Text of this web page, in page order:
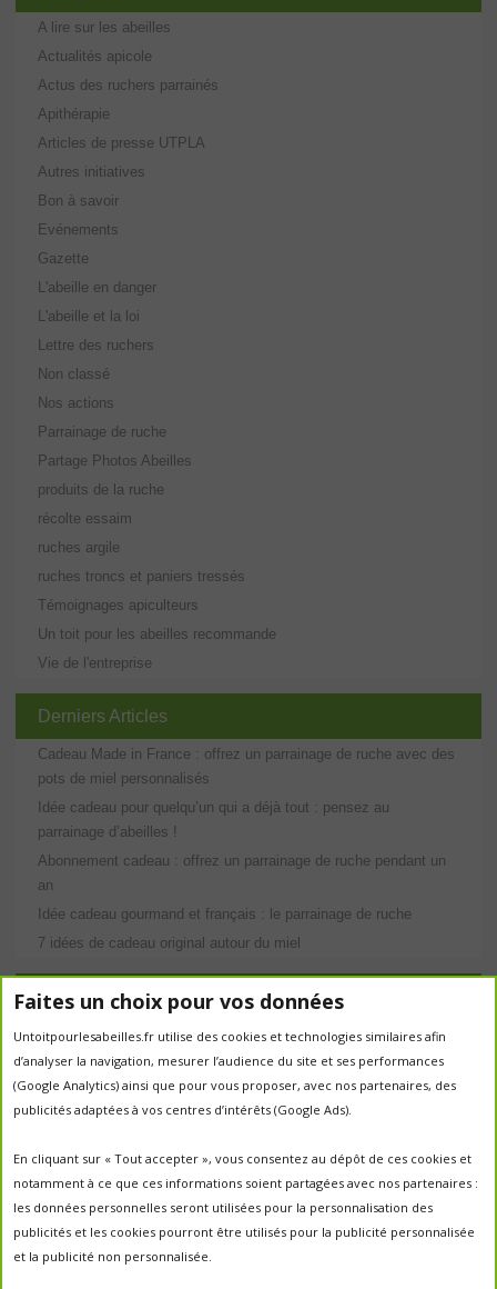
Faites un choix pour vos données
Untoitpourlesabeilles.fr utilise des cookies et technologies similaires afin
d’analyser la navigation, mesurer l’audience du site et ses performances
(Google Analytics) ainsi que pour vous proposer, avec nos partenaires, des
publicités adaptées à vos centres d’intérêts (Google Ads).
En cliquant sur « Tout accepter », vous consentez au dépôt de ces cookies et
notamment à ce que ces informations soient partagées avec nos partenaires :
les données personnelles seront utilisées pour la personnalisation des
publicités et les cookies pourront être utilisés pour la publicité personnalisée
et la publicité non personnalisée.
A lire sur les abeilles
Actualités apicole
Actus des ruchers parrainés
Apithérapie
Articles de presse UTPLA
Autres initiatives
Bon à savoir
Evénements
Gazette
L'abeille en danger
L'abeille et la loi
Lettre des ruchers
Non classé
Nos actions
Parrainage de ruche
Partage Photos Abeilles
produits de la ruche
récolte essaim
ruches argile
ruches troncs et paniers tressés
Témoignages apiculteurs
Un toit pour les abeilles recommande
Vie de l'entreprise
Derniers Articles
Cadeau Made in France : offrez un parrainage de ruche avec des
pots de miel personnalisés
Idée cadeau pour quelqu’un qui a déjà tout : pensez au
parrainage d’abeilles !
Abonnement cadeau : offrez un parrainage de ruche pendant un
an
Idée cadeau gourmand et français : le parrainage de ruche
7 idées de cadeau original autour du miel
Étiquettes
abeille abeilles
apiculteur apiculteurs apiculture apiculture
autrefois biodiversité Chantal Jacquot et Yves Robert
essaimage essaim sauvage fleurs la vie de la
ruche Maroc miel miel; production;abeilles
miel
français
parrainage de ruche
parrainer des abeilles parrainer une ruche pesticides
portes ouvertes